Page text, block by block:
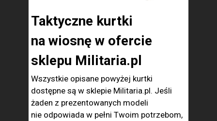
Taktyczne kurtki
na wiosnę w ofercie
sklepu Militaria.pl
Wszystkie opisane powyżej kurtki
dostępne są w sklepie Militaria.pl. Jeśli
żaden z prezentowanych modeli
nie odpowiada w pełni Twoim potrzebom,